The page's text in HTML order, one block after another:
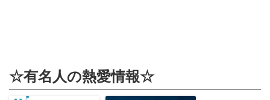
☆有名人の熱愛情報☆